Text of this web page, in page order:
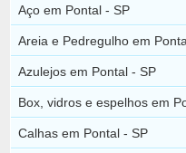
Aço em Pontal - SP
Areia e Pedregulho em
Azulejos em Pontal - SP
Box, vidros e espelhos em
Calhas em Pontal - SP